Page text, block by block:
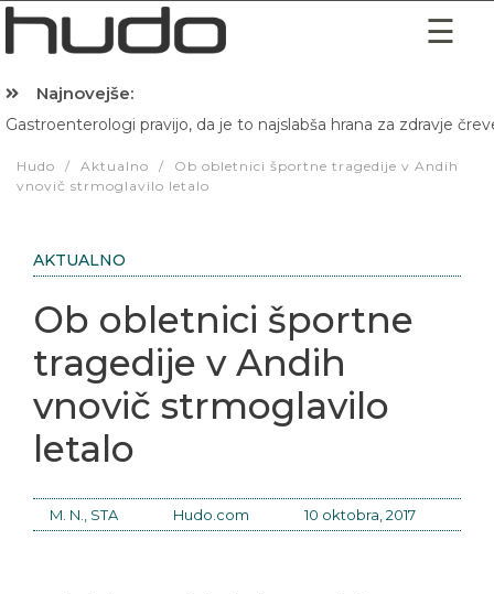
Najnovejše:
Gastroenterologi pravijo, da je to najslabša hrana za zdravje
Hudo / Aktualno /
Ob obletnici športne tragedije v Andih
vnovič strmoglavilo letalo
AKTUALNO
Ob obletnici športne
tragedije v Andih
vnovič strmoglavilo
letalo
M. N., STA Hudo.com 10 oktobra, 2017